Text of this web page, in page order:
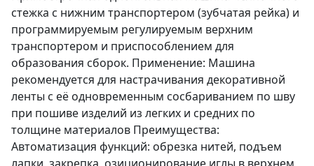
стежка с нижним транспортером (зубчатая рейка) и
программируемым регулируемым верхним
транспортером и приспособлением для
образования сборок. Применение: Машина
рекомендуется для настрачивания декоративной
ленты с её одновременным сосбариванием по шву
при пошиве изделий из легких и средних по
толщине материалов Преимущества:
Автоматизация функций: обрезка нитей, подъем